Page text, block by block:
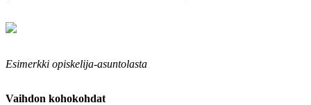
Esimerkki opiskelija-asuntolasta
Vaihdon kohokohdat